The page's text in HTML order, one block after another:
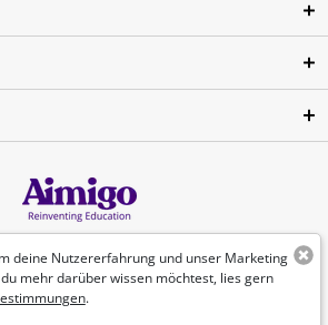
deine Nutzererfahrung und unser Marketing
mehr darüber wissen möchtest, lies gern
.
Deutsch
©Aimigo 2026